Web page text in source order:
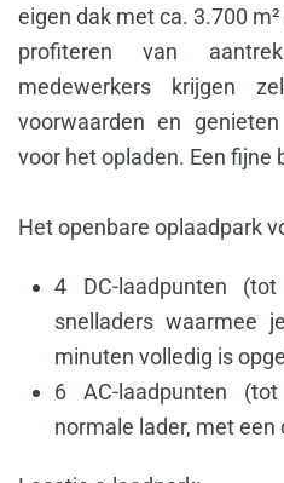
eigen dak met ca. 3.700
profiteren van
medewerkers krijgen
voorwaarden en
voor het opladen. Een fijne
Het openbare oplaadpark
4 DC-laadpunten
snelladers waarmee
minuten volledig is
6 AC-laadpunten
normale lader, met een